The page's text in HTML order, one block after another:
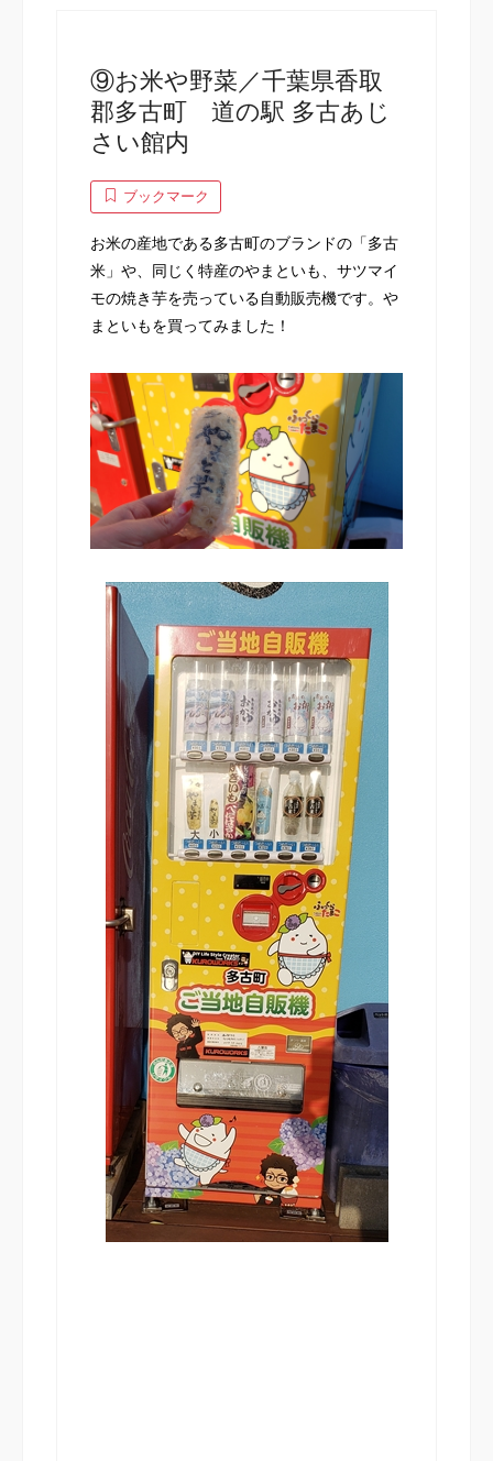
⑨お米や野菜／千葉県香取
郡多古町 道の駅 多古あじ
さい館内
ブックマーク
お米の産地である多古町のブランドの「多古
米」や、同じく特産のやまといも、サツマイ
モの焼き芋を売っている自動販売機です。や
まといもを買ってみました！